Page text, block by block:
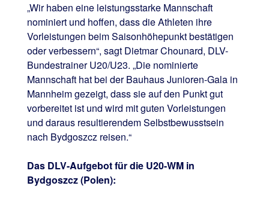
„Wir haben eine leistungsstarke Mannschaft
nominiert und hoffen, dass die Athleten ihre
Vorleistungen beim Saisonhöhepunkt bestätigen
oder verbessern“, sagt Dietmar Chounard, DLV-
Bundestrainer U20/U23. „Die nominierte
Mannschaft hat bei der Bauhaus Junioren-Gala in
Mannheim gezeigt, dass sie auf den Punkt gut
vorbereitet ist und wird mit guten Vorleistungen
und daraus resultierendem Selbstbewusstsein
nach Bydgoszcz reisen.“
Das DLV-Aufgebot für die U20-WM in
Bydgoszcz (Polen):